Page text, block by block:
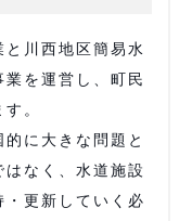
川西地区簡易水
を運営し、町民
。
に大きな問題と
なく、水道施設
更新していく必